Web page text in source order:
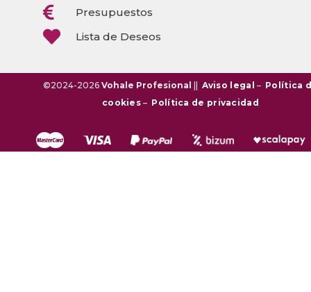
 Presupuestos
 Lista de Deseos
©2024-2026 Vohale Profesional || Aviso legal – Política
cookies– Política de privacidad